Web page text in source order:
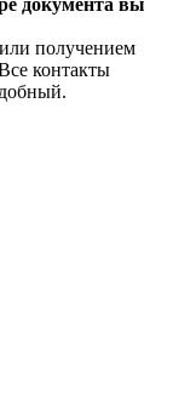
получением
контакты